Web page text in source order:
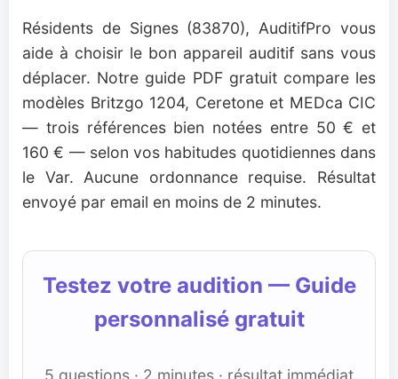
Résidents de Signes (83870), AuditifPro vous
aide à choisir le bon appareil auditif sans vous
déplacer. Notre guide PDF gratuit compare les
modèles Britzgo 1204, Ceretone et MEDca CIC
— trois références bien notées entre 50 € et
160 € — selon vos habitudes quotidiennes dans
le Var. Aucune ordonnance requise. Résultat
envoyé par email en moins de 2 minutes.
Testez votre audition — Guide
personnalisé gratuit
5 questions · 2 minutes · résultat immédiat